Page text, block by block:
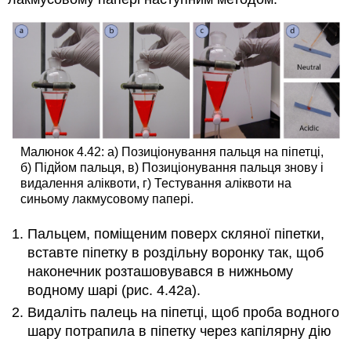
Малюнок 4.42: а) Позиціонування пальця на піпетці,
б) Підйом пальця, в) Позиціонування пальця знову і
видалення аліквоти, г) Тестування аліквоти на
синьому лакмусовому папері.
Пальцем, поміщеним поверх скляної піпетки,
вставте піпетку в роздільну воронку так, щоб
наконечник розташовувався в нижньому
водному шарі (рис. 4.42а).
Видаліть палець на піпетці, щоб проба водного
шару потрапила в піпетку через капілярну дію